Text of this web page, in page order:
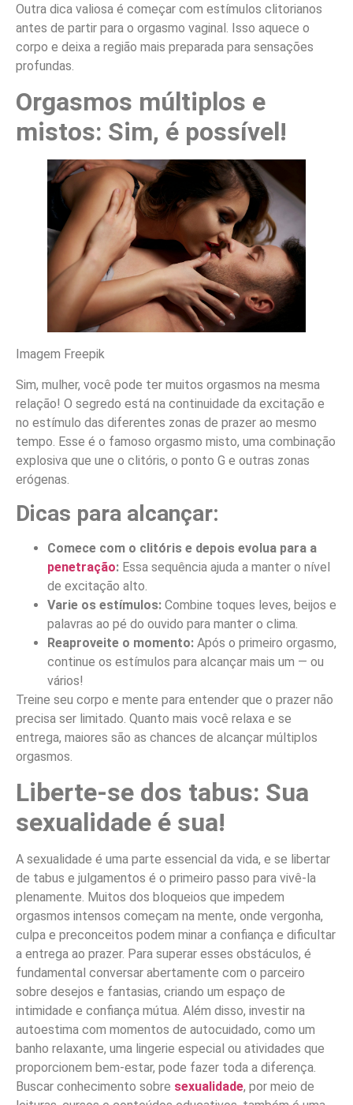
Outra dica valiosa é começar com estímulos clitorianos
antes de partir para o orgasmo vaginal. Isso aquece o
corpo e deixa a região mais preparada para sensações
profundas.
Orgasmos múltiplos e
mistos: Sim, é possível!
Imagem Freepik
Sim, mulher, você pode ter muitos orgasmos na mesma
relação! O segredo está na continuidade da excitação e
no estímulo das diferentes zonas de prazer ao mesmo
tempo. Esse é o famoso orgasmo misto, uma combinação
explosiva que une o clitóris, o ponto G e outras zonas
erógenas.
Dicas para alcançar:
Comece com o clitóris e depois evolua para a
penetração: Essa sequência ajuda a manter o nível
de excitação alto.
Varie os estímulos: Combine toques leves, beijos e
palavras ao pé do ouvido para manter o clima.
Reaproveite o momento: Após o primeiro orgasmo,
continue os estímulos para alcançar mais um — ou
vários!
Treine seu corpo e mente para entender que o prazer não
precisa ser limitado. Quanto mais você relaxa e se
entrega, maiores são as chances de alcançar múltiplos
orgasmos.
Liberte-se dos tabus: Sua
sexualidade é sua!
A sexualidade é uma parte essencial da vida, e se libertar
de tabus e julgamentos é o primeiro passo para vivê-la
plenamente. Muitos dos bloqueios que impedem
orgasmos intensos começam na mente, onde vergonha,
culpa e preconceitos podem minar a confiança e dificultar
a entrega ao prazer. Para superar esses obstáculos, é
fundamental conversar abertamente com o parceiro
sobre desejos e fantasias, criando um espaço de
intimidade e confiança mútua. Além disso, investir na
autoestima com momentos de autocuidado, como um
banho relaxante, uma lingerie especial ou atividades que
proporcionem bem-estar, pode fazer toda a diferença.
Buscar conhecimento sobre sexualidade, por meio de